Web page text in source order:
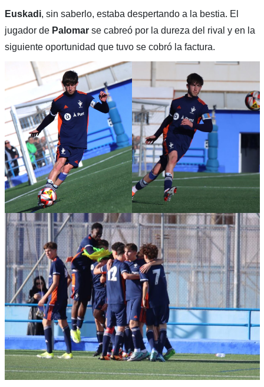
Euskadi, sin saberlo, estaba despertando a la bestia. El
jugador de Palomarse cabreó por la dureza del rival y en la
siguiente oportunidad que tuvo se cobró la factura.